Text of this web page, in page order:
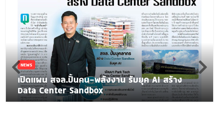
NEWS
เปิดแผน สจล.ปั้นคน-พลังงาน รับยุค AI สร้าง
Data Center Sandbox